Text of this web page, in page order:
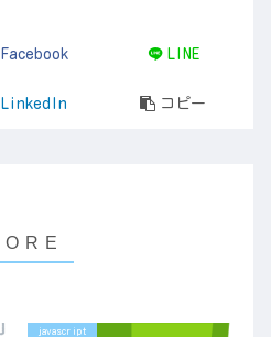
Facebook LINE
LinkedIn コピー
javascript